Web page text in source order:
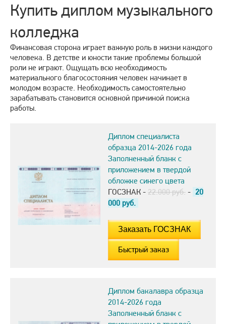
Купить диплом музыкального
колледжа
Финансовая сторона играет важную роль в жизни каждого
человека. В детстве и юности такие проблемы большой
роли не играют. Ощущать всю необходимость
материального благосостояния человек начинает в
молодом возрасте. Необходимость самостоятельно
зарабатывать становится основной причиной поиска
работы.
Диплом специалиста
образца 2014-2026 года
Заполненный бланк с
приложением в твердой
обложке синего цвета
ГОСЗНАК - 22.000 руб. - 20
000 руб.
Быстрый заказ
Диплом бакалавра образца
2014-2026 года
Заполненный бланк с